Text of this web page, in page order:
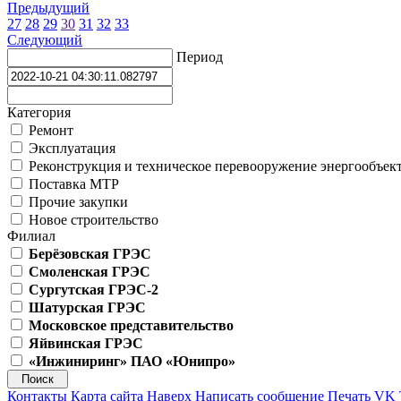
Предыдущий
27 28 29 30 31 32 33
Следующий
Период
Категория
Ремонт
Эксплуатация
Реконструкция и техническое перевооружение
Поставка МТР
Прочие закупки
Новое строительство
Филиал
Берёзовская ГРЭС
Смоленская ГРЭС
Сургутская ГРЭС-2
Шатурская ГРЭС
Московское представительство
Яйвинская ГРЭС
«Инжиниринг» ПАО «Юнипро»
Контакты Карта сайта Наверх Написать сообщение Печать VK